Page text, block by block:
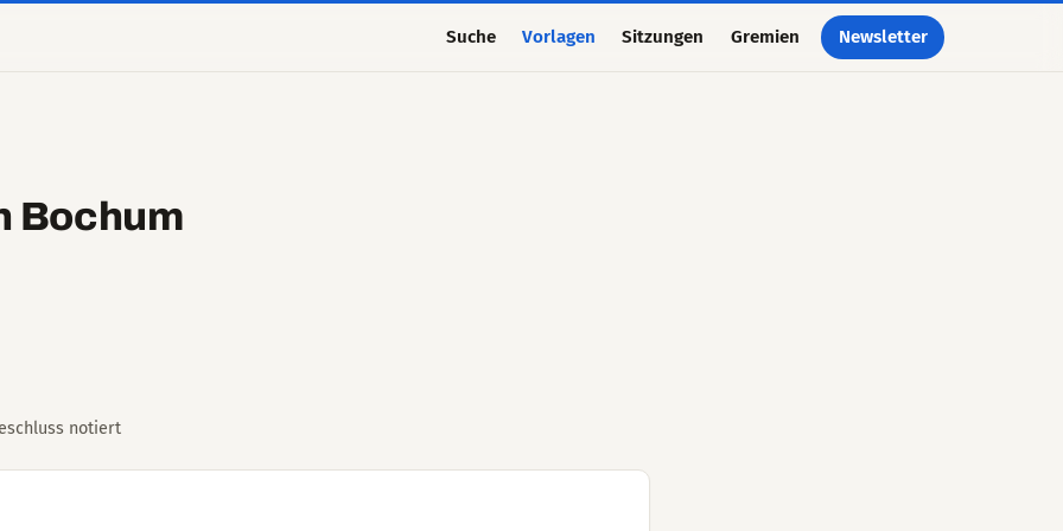
Suche Vorlagen Sitzungen Gremien Newsletter
Bochum
notiert